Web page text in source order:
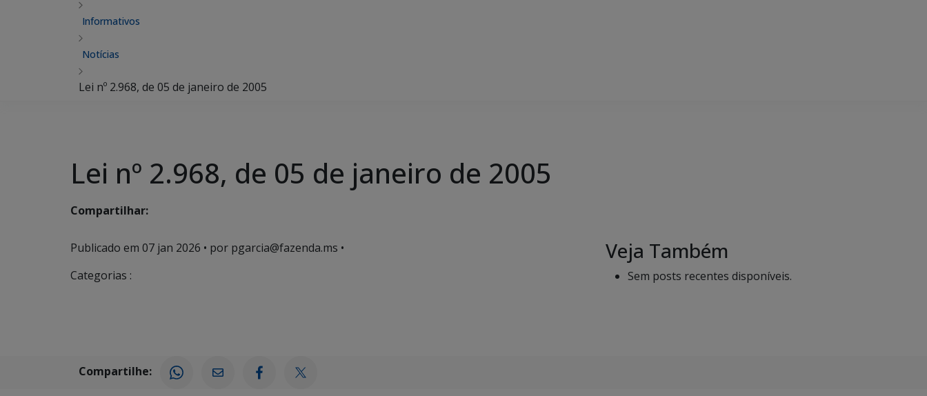
Informativos
Notícias
Lei nº 2.968, de 05 de janeiro de 2005
Lei nº 2.968, de 05 de janeiro de 2005
Compartilhar:
Publicado em 07 jan 2026 • por pgarcia@fazenda.ms •
Categorias :
Veja Também
Sem posts recentes disponíveis.
Compartilhe: